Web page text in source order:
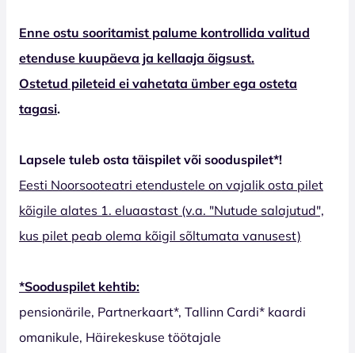
Enne ostu sooritamist palume kontrollida valitud
etenduse kuupäeva ja kellaaja õigsust.
Ostetud pileteid ei vahetata ümber ega osteta
tagasi.
Lapsele tuleb osta täispilet või sooduspilet*!
Eesti Noorsooteatri etendustele on vajalik osta pilet
kõigile alates 1. eluaastast (v.a. "Nutude salajutud",
kus pilet peab olema kõigil sõltumata vanusest)
*Sooduspilet kehtib:
pensionärile, Partnerkaart*, Tallinn Cardi* kaardi
omanikule, Häirekeskuse töötajale